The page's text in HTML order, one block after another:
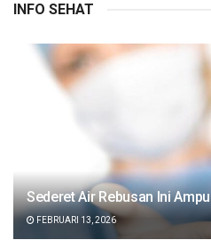
INFO SEHAT
Sederet Air Rebusan Ini
FEBRUARI 13, 2026